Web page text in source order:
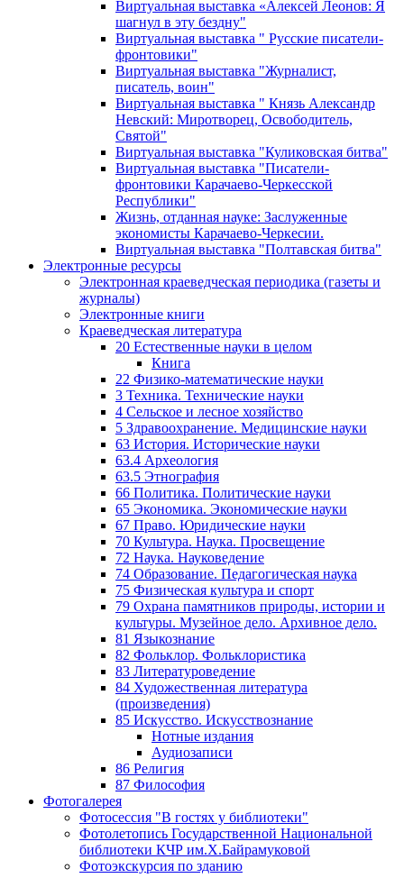
Виртуальная выставка «Алексей Леонов: Я
шагнул в эту бездну"
Виртуальная выставка " Русские писатели-
фронтовики"
Виртуальная выставка "Журналист,
писатель, воин"
Виртуальная выставка " Князь Александр
Невский: Миротворец, Освободитель,
Святой"
Виртуальная выставка "Куликовская битва"
Виртуальная выставка "Писатели-
фронтовики Карачаево-Черкесской
Республики"
Жизнь, отданная науке: Заслуженные
экономисты Карачаево-Черкесии.
Виртуальная выставка "Полтавская битва"
Электронные ресурсы
Электронная краеведческая периодика (газеты и
журналы)
Электронные книги
Краеведческая литература
20 Естественные науки в целом
Книга
22 Физико-математические науки
3 Техника. Технические науки
4 Сельское и лесное хозяйство
5 Здравоохранение. Медицинские науки
63 История. Исторические науки
63.4 Археология
63.5 Этнография
66 Политика. Политические науки
65 Экономика. Экономические науки
67 Право. Юридические науки
70 Культура. Наука. Просвещение
72 Наука. Науковедение
74 Образование. Педагогическая наука
75 Физическая культура и спорт
79 Охрана памятников природы, истории и
культуры. Музейное дело. Архивное дело.
81 Языкознание
82 Фольклор. Фольклористика
83 Литературоведение
84 Художественная литература
(произведения)
85 Искусство. Искусствознание
Нотные издания
Аудиозаписи
86 Религия
87 Философия
Фотогалерея
Фотосессия "В гостях у библиотеки"
Фотолетопись Государственной Национальной
библиотеки КЧР им.Х.Байрамуковой
Фотоэкскурсия по зданию